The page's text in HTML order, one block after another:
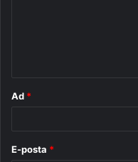
Ad *
E-posta *